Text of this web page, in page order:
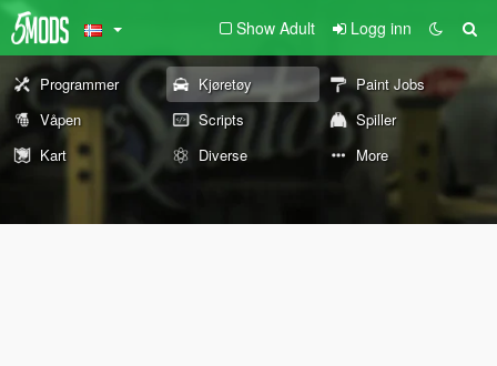
Show Adult Logg inn
Programmer Kjøretøy
Paint Jobs
Våpen
Scripts
Spiller
Kart
Diverse More